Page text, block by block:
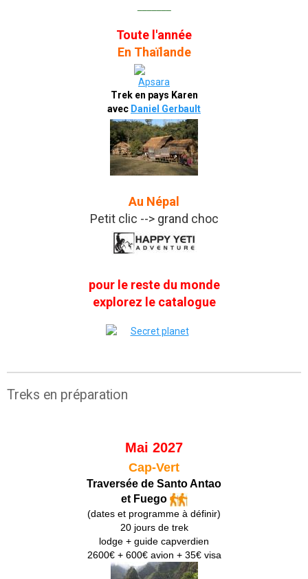
Toute l'année
En Thaïlande
Trek en pays Karen
avec Daniel Gerbault
Au Népal
Petit clic --> grand choc
pour le reste du monde
explorez le catalogue
Treks en préparation
Mai 2027
Cap-Vert
Traversée de Santo Antao
et Fuego
(dates et programme à définir)
20 jours de trek
lodge + guide capverdien
2600€ + 600€ avion + 35€ visa